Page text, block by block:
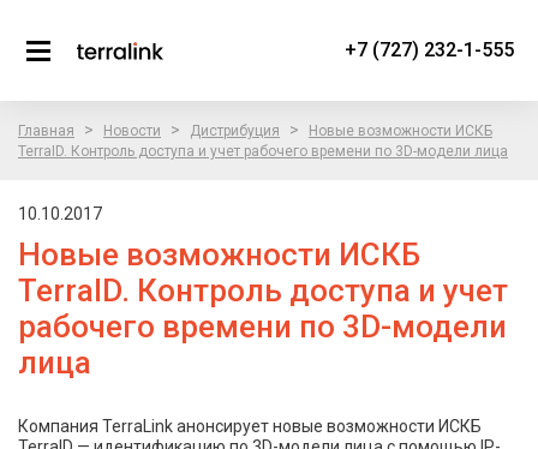
+7 (727) 232-1-555
Главная > Новости > Дистрибуция >
Новые возможности ИСКБ
TerraID. Контроль доступа и учет рабочего времени по 3D-модели лица
10.10.2017
Новые возможности ИСКБ
TerraID. Контроль доступа и учет
рабочего времени по 3D-модели
лица
Компания TerraLink анонсирует новые возможности ИСКБ